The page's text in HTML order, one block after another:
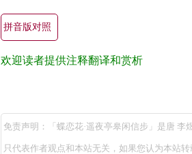
拼音版对照
欢迎读者提供注释翻译和赏析
恋
免责声明：「蝶恋花·遥夜亭皋闲信步」是唐
只代表作者观点和本站无关，如果您认为本站